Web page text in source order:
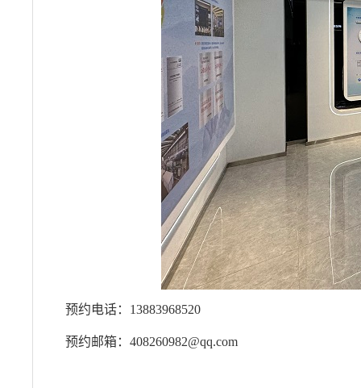
预约电话：13883968520
预约邮箱：408260982@qq.com